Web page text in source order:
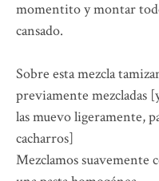
momentito y montar
cansado.
Sobre esta mezcla
previamente mezcladas
las muevo ligeramente,
cacharros]
Mezclamos suavemente